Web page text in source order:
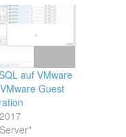
auf VMware
Guest